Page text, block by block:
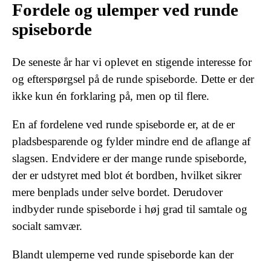
Fordele og ulemper ved runde
spiseborde
De seneste år har vi oplevet en stigende interesse for
og efterspørgsel på de runde spiseborde. Dette er der
ikke kun én forklaring på, men op til flere.
En af fordelene ved runde spiseborde er, at de er
pladsbesparende og fylder mindre end de aflange af
slagsen. Endvidere er der mange runde spiseborde,
der er udstyret med blot ét bordben, hvilket sikrer
mere benplads under selve bordet. Derudover
indbyder runde spiseborde i høj grad til samtale og
socialt samvær.
Blandt ulemperne ved runde spiseborde kan der